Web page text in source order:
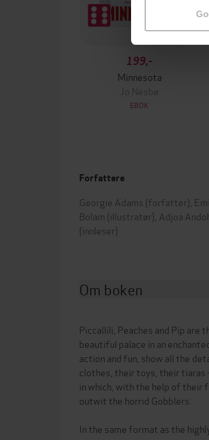
199,-
Minnesota
Jo Nesbø
EBOK
Forfattere
Georgie Adams (forfatter),
Bolam (illustratør), Adjoa
(innleser)
Om boken
Piccallili, Peaches and Pip are
beautiful palace in an
action and fun, show all the
clothes, their toys, their tiaras
in which, with the help of their
outwit the horrid Gobblers.
In the same format as the